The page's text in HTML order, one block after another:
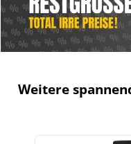
Weitere
Produktgalerie